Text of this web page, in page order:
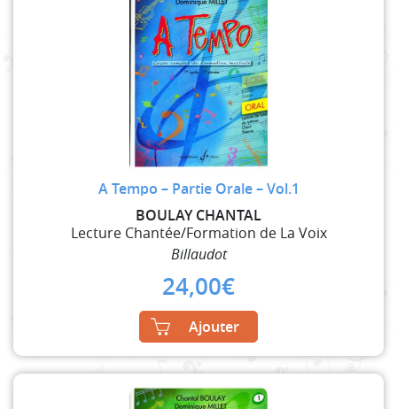
A Tempo – Partie Orale – Vol.1
BOULAY CHANTAL
Lecture Chantée/Formation de La Voix
Billaudot
24,00€
Ajouter